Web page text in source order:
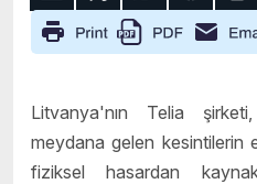
Litvanya'nın Telia
meydana gelen kesintilerin
fiziksel hasardan